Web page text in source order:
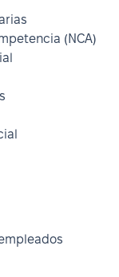
(NCA)